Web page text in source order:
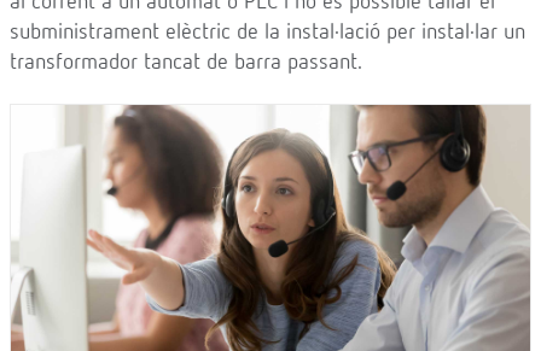
subministrament elèctric de la instal·lació per instal·lar un
transformador tancat de barra passant.